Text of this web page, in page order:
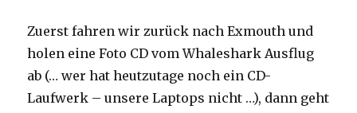
Zuerst fahren wir zurück nach Exmouth und
holen eine Foto CD vom Whaleshark Ausflug
ab (… wer hat heutzutage noch ein CD-
Laufwerk – unsere Laptops nicht …), dann geht